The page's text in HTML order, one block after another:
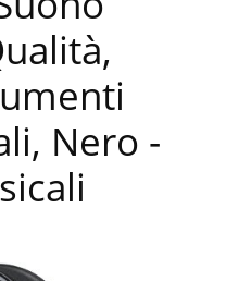
Nero -